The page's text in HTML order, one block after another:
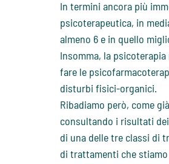
In termini ancora più
psicoterapeutica, in
almeno 6 e in quello
Insomma, la
fare le
disturbi fisici-organici.
Ribadiamo però, come
consultando i risultati
di una delle tre classi di
di trattamenti che